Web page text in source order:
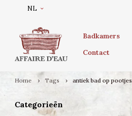
NL
Badkamers
Contact
Home Tags antiek bad op pootjes
Categorieën